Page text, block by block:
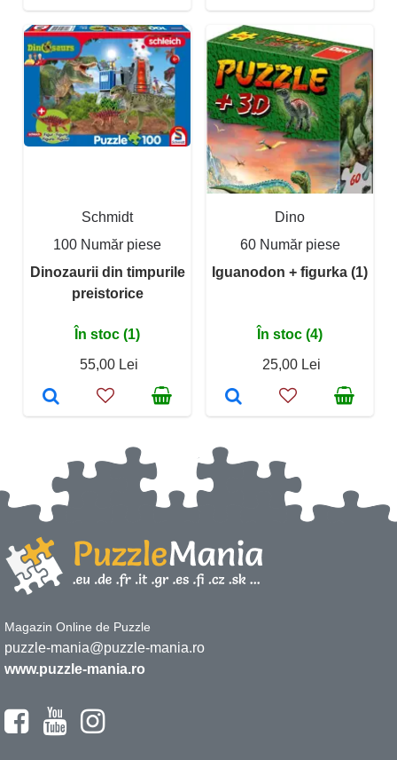
Schmidt
100 Număr piese
Dinozaurii din timpurile
preistorice
În stoc (1)
55,00 Lei
Dino
60 Număr piese
Iguanodon + figurka (1)
În stoc (4)
25,00 Lei
Magazin Online de Puzzle
puzzle-mania@puzzle-mania.ro
www.puzzle-mania.ro